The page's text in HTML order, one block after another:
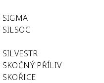
SIGMA
SILSOC
SILVESTR
SKOČNÝ PŘÍLIV
SKOŘICE